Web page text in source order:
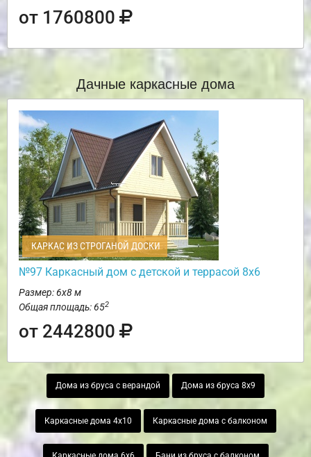
от 1760800
Дачные каркасные дома
КАРКАС ИЗ СТРОГАНОЙ ДОСКИ
№97 Каркасный дом с детской и террасой 8х6
Размер: 6х8 м
Общая площадь: 652
от 2442800
Дома из бруса с верандой Дома из бруса 8х9
Каркасные дома 4х10 Каркасные дома с балконом